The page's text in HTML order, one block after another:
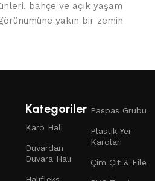
bahçe ve açık yaşam
yakın bir zemin
Kategoriler
Karo Halı
Duvardan
Duvara Halı
Paspas Grubu
Plastik Yer
Karoları
Çim Çit & File